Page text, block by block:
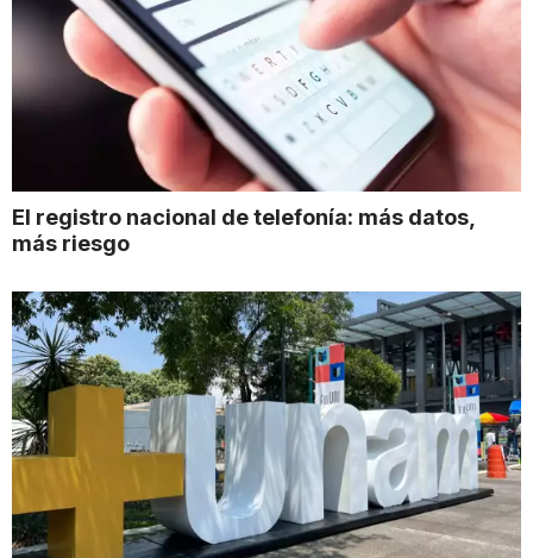
El registro nacional de telefonía: más datos,
más riesgo